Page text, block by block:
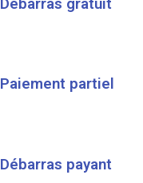
Débarras gratuit
Paiement partiel
Débarras payant